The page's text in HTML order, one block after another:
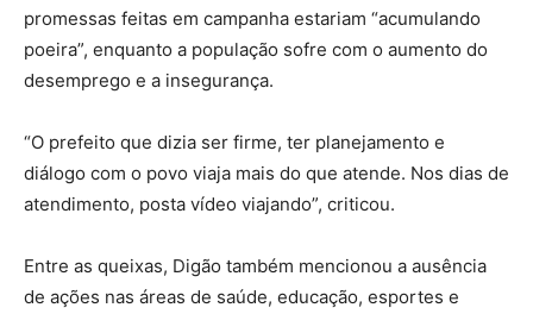
promessas feitas em campanha estariam “acumulando
poeira”, enquanto a população sofre com o aumento do
desemprego e a insegurança.
“O prefeito que dizia ser firme, ter planejamento e
diálogo com o povo viaja mais do que atende. Nos dias de
atendimento, posta vídeo viajando”, criticou.
Entre as queixas, Digão também mencionou a ausência
de ações nas áreas de saúde, educação, esportes e